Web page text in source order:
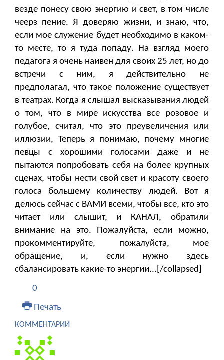
везде понесу свою энергию и свет, в том числе
чеерз пение. Я доверяю жизни, и знаю, что,
если мое служение будет необходимо в каком-
то месте, то я туда попаду. На взгляд моего
педагога я очень наивен для своих 25 лет, но до
встречи с ним, я действительно не
предполагал, что такое положение существует
в театрах. Когда я слышал высказывания людей
о том, что в мире искусства все розовое и
голубое, считал, что это преувеличения или
иллюзии, Теперь я понимаю, почему многие
певцы с хорошими голосами даже и не
пытаются попробовать себя на более крупных
сценах, чтобы нести свой свет и красоту своего
голоса большему количеству людей. Вот я
делюсь сейчас с ВАМИ всеми, чтобы все, кто это
читает или слышит, и КАНАЛ, обратили
внимание на это. Пожалуйста, если можно,
прокомментируйте, пожалуйста, мое
обращение, и, если нужно здесь
сбалансировать какие-то энергии...[/collapsed]
0
Печать
КОММЕНТАРИИ